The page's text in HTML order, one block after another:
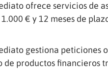
ofrece servicios de
€ y 12 meses de
gestiona peticiones
de productos financieros